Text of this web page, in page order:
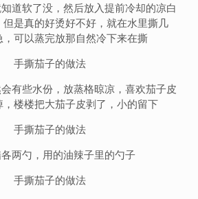
道软了没，然后放入提前冷却的凉白
是真的好烫好不好，就在水里撕几
可以蒸完放那自然冷下来在撕
有些水份，放蒸格晾凉，喜欢茄子皮
楼楼把大茄子皮剥了，小的留下
两勺，用的油辣子里的勺子